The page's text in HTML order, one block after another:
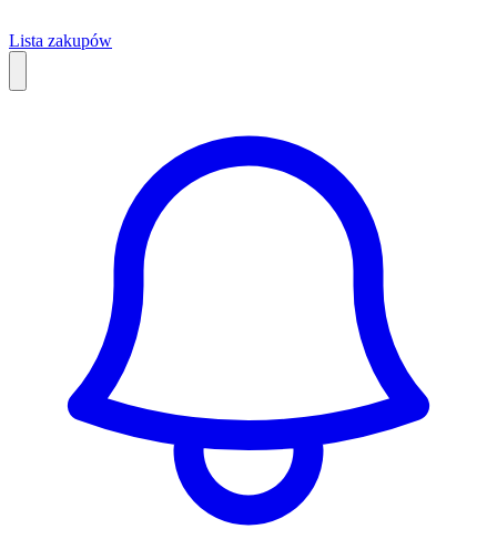
Lista zakupów